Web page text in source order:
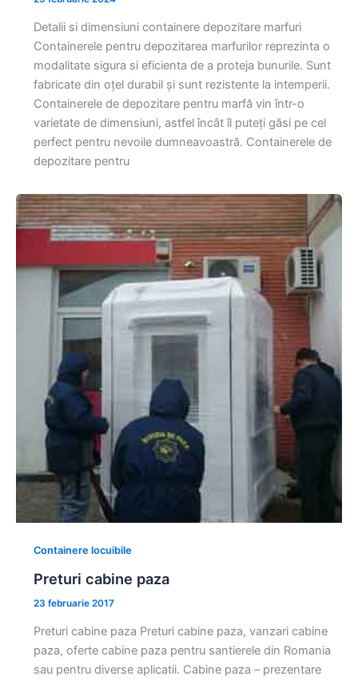
Detalii si dimensiuni containere depozitare marfuri
Containerele pentru depozitarea marfurilor reprezinta o
modalitate sigura si eficienta de a proteja bunurile. Sunt
fabricate din oțel durabil și sunt rezistente la intemperii.
Containerele de depozitare pentru marfă vin într-o
varietate de dimensiuni, astfel încât îl puteți găsi pe cel
perfect pentru nevoile dumneavoastră. Containerele de
depozitare pentru
Containere locuibile
Preturi cabine paza
23 februarie 2017
Preturi cabine paza Preturi cabine paza, vanzari cabine
paza, oferte cabine paza pentru santierele din Romania
sau pentru diverse aplicatii. Cabine paza – prezentare